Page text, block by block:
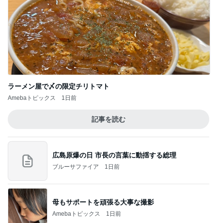
ラーメン屋で〆の限定チリトマト
Amebaトピックス 1日前
記事を読む
広島原爆の日 市長の言葉に動揺する総理
ブルーサファイア 1日前
母もサポートを頑張る大事な撮影
Amebaトピックス 1日前